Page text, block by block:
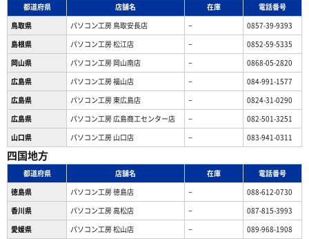
都道府県 店舗名 在庫
電話番号
鳥取県
パソコン工房 鳥取安長店 −
0857-39-9393
島根県
パソコン工房 松江店 −
0852-59-5335
岡山県
パソコン工房 岡山南店 −
0868-05-2820
広島県
パソコン工房 福山店 −
084-991-1577
広島県
パソコン工房 東広島店 −
0824-31-0290
広島県
パソコン工房 広島商工センター店 −
082-501-3251
山口県
パソコン工房 山口店 − 083-941-0311
四国地方
都道府県 店舗名 在庫
電話番号
徳島県
パソコン工房 徳島店 −
088-612-0730
香川県
パソコン工房 高松店 −
087-815-3993
愛媛県
パソコン工房 松山店 − 089-968-1908